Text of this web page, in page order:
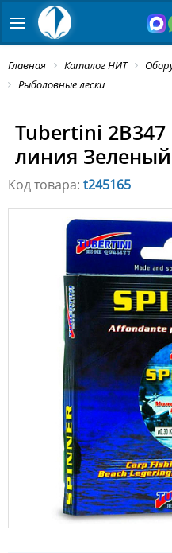
Главная Каталог НИТ
Рыболовные лески
Tubertini
линия
Код товара: t245165